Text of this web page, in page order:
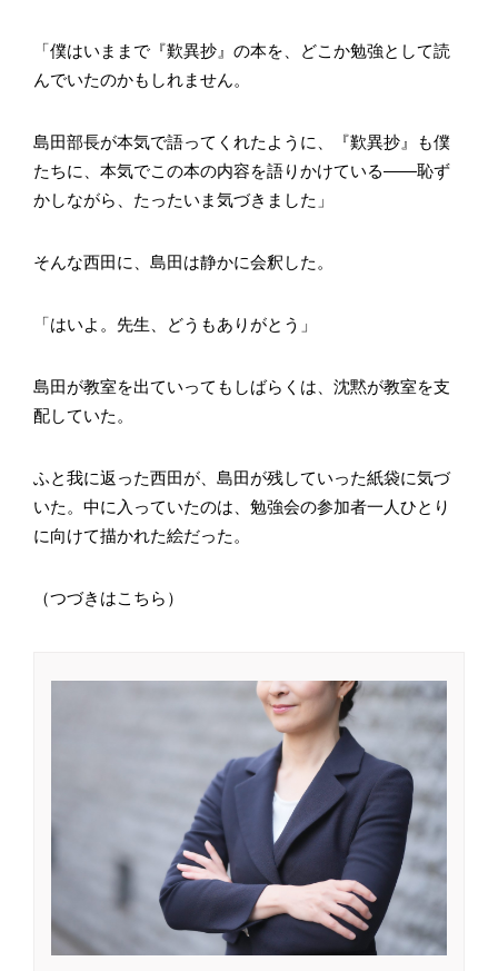
「僕はいままで『歎異抄』の本を、どこか勉強として読
んでいたのかもしれません。
島田部長が本気で語ってくれたように、『歎異抄』も僕
たちに、本気でこの本の内容を語りかけている――恥ず
かしながら、たったいま気づきました」
そんな西田に、島田は静かに会釈した。
「はいよ。先生、どうもありがとう」
島田が教室を出ていってもしばらくは、沈黙が教室を支
配していた。
ふと我に返った西田が、島田が残していった紙袋に気づ
いた。中に入っていたのは、勉強会の参加者一人ひとり
に向けて描かれた絵だった。
（つづきはこちら）